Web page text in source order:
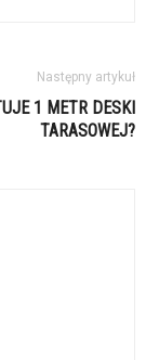
Następny artykuł
1 METR DESKI
TARASOWEJ?